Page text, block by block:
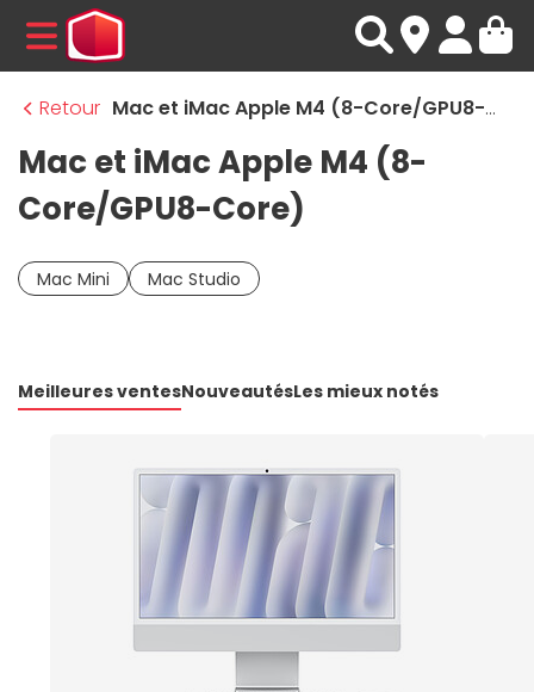
MENU
Retour
Mac et iMac Apple M4 (8-Core/GPU8-Core)
Mac et iMac Apple M4 (8-
Core/GPU8-Core)
Mac Mini Mac Studio
Meilleures ventesNouveautésLes mieux notés